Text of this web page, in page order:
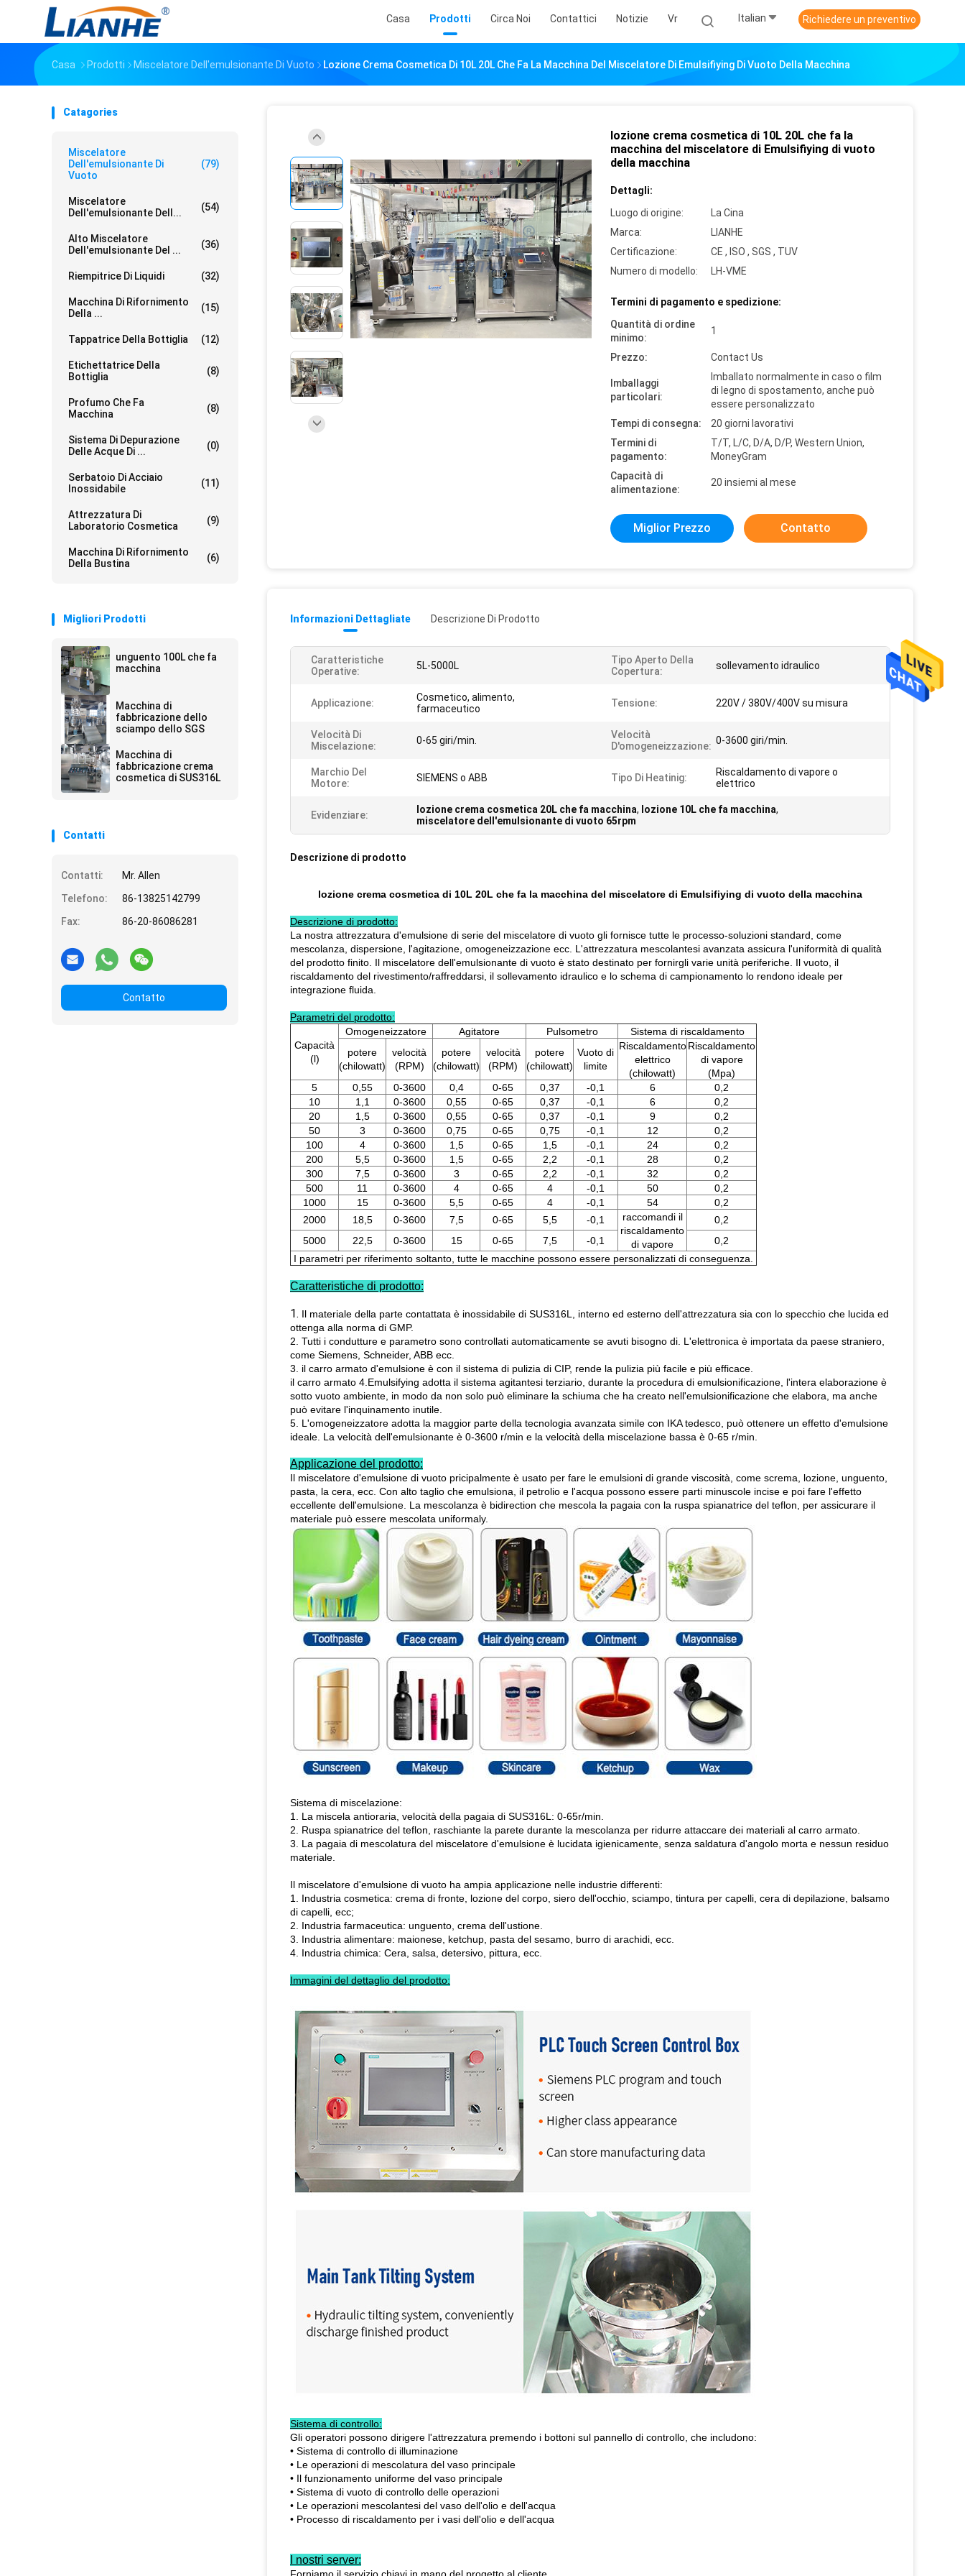
Casa Prodotti Circa Noi Contattici Notizie Vr Italian Richiedere un preventivo
Casa Prodotti Miscelatore Dell'emulsionante Di Vuoto Lozione Crema Cosmetica Di 10L 20L Che Fa La Macchina Del Miscelatore Di Emulsifiying Di Vuoto Della Macchina
Catagories
Miscelatore
Dell'emulsionante Di
Vuoto
(79)
Miscelatore
Dell'emulsionante Dell...
(54)
Alto Miscelatore
Dell'emulsionante Del ...
(36)
Riempitrice Di Liquidi (32)
Macchina Di Rifornimento
Della ...
(15)
Tappatrice Della Bottiglia (12)
Etichettatrice Della
Bottiglia
(8)
Profumo Che Fa
Macchina
(8)
Sistema Di Depurazione
Delle Acque Di ...
(0)
Serbatoio Di Acciaio
Inossidabile
(11)
Attrezzatura Di
Laboratorio Cosmetica
(9)
Macchina Di Rifornimento
Della Bustina
(6)
Migliori Prodotti
unguento 100L che fa
macchina
Macchina di
fabbricazione dello
sciampo dello SGS
Macchina di
fabbricazione crema
cosmetica di SUS316L
Contatti
Contatti:
Mr. Allen
Telefono:
86-13825142799
Fax:
86-20-86086281
Contatto
lozione crema cosmetica di 10L 20L che fa la
macchina del miscelatore di Emulsifiying di vuoto
della macchina
Dettagli:
Luogo di origine:
La Cina
Marca:
LIANHE
Certificazione:
CE , ISO , SGS , TUV
Numero di modello:
LH-VME
Termini di pagamento e spedizione:
Quantità di ordine
minimo:
1
Prezzo: Contact Us
Imballaggi
particolari:
Imballato normalmente in caso o film
di legno di spostamento, anche può
essere personalizzato
Tempi di consegna:
20 giorni lavorativi
Termini di
pagamento:
T/T, L/C, D/A, D/P, Western Union,
MoneyGram
Capacità di
alimentazione:
20 insiemi al mese
Miglior Prezzo Contatto
Informazioni Dettagliate Descrizione Di Prodotto
Caratteristiche
Operative:
5L-5000L
Tipo Aperto Della
Copertura:
sollevamento idraulico
Applicazione:
Cosmetico, alimento,
farmaceutico
Tensione: 220V / 380V/400V su misura
Velocità Di
Miscelazione:
0-65 giri/min.
Velocità
D'omogeneizzazione: 0-3600 giri/min.
Marchio Del
Motore:
SIEMENS o ABB Tipo Di Heatinig:
Riscaldamento di vapore o
elettrico
Evidenziare: lozione crema cosmetica 20L che fa macchina, lozione 10L che fa macchina,
miscelatore dell'emulsionante di vuoto 65rpm
Descrizione di prodotto
lozione crema cosmetica di 10L 20L che fa la macchina del miscelatore di Emulsifiying di vuoto della macchina
Descrizione di prodotto:
La nostra attrezzatura d'emulsione di serie del miscelatore di vuoto gli fornisce tutte le processo-soluzioni standard, come
mescolanza, dispersione, l'agitazione, omogeneizzazione ecc. L'attrezzatura mescolantesi avanzata assicura l'uniformità di qualità
del prodotto finito. Il miscelatore dell'emulsionante di vuoto è stato destinato per fornirgli varie unità periferiche. Il vuoto, il
riscaldamento del rivestimento/raffreddarsi, il sollevamento idraulico e lo schema di campionamento lo rendono ideale per
integrazione fluida.
Parametri del prodotto:
Capacità
(l)
Omogeneizzatore Agitatore Pulsometro
Sistema di riscaldamento
potere
(chilowatt)
velocità
(RPM)
potere
(chilowatt)
velocità
(RPM)
potere
(chilowatt)
Vuoto di
limite
Riscaldamento
elettrico
(chilowatt)
Riscaldamento
di vapore
(Mpa)
5
0,55 0-3600 0,4 0-65 0,37 -0,1 6
0,2
10
1,1 0-3600 0,55 0-65 0,37 -0,1 6
0,2
20
1,5 0-3600 0,55 0-65 0,37 -0,1 9
0,2
50
3 0-3600 0,75 0-65 0,75 -0,1 12
0,2
100
4 0-3600 1,5 0-65 1,5 -0,1 24
0,2
200
5,5 0-3600 1,5 0-65 2,2 -0,1 28
0,2
300
7,5 0-3600 3 0-65 2,2 -0,1 32
0,2
500
11 0-3600 4 0-65 4 -0,1 50
0,2
1000
15 0-3600 5,5 0-65 4 -0,1 54
0,2
2000
18,5 0-3600 7,5 0-65 5,5 -0,1
raccomandi il
riscaldamento
di vapore
0,2
5000
22,5 0-3600 15 0-65 7,5 -0,1
0,2
I parametri per riferimento soltanto, tutte le macchine possono essere personalizzati di conseguenza.
Caratteristiche di prodotto:
1. Il materiale della parte contattata è inossidabile di SUS316L, interno ed esterno dell'attrezzatura sia con lo specchio che lucida ed
ottenga alla norma di GMP.
2. Tutti i condutture e parametro sono controllati automaticamente se avuti bisogno di. L'elettronica è importata da paese straniero,
come Siemens, Schneider, ABB ecc.
3. il carro armato d'emulsione è con il sistema di pulizia di CIP, rende la pulizia più facile e più efficace.
il carro armato 4.Emulsifying adotta il sistema agitantesi terziario, durante la procedura di emulsionificazione, l'intera elaborazione è
sotto vuoto ambiente, in modo da non solo può eliminare la schiuma che ha creato nell'emulsionificazione che elabora, ma anche
può evitare l'inquinamento inutile.
5. L'omogeneizzatore adotta la maggior parte della tecnologia avanzata simile con IKA tedesco, può ottenere un effetto d'emulsione
ideale. La velocità dell'emulsionante è 0-3600 r/min e la velocità della miscelazione bassa è 0-65 r/min.
Applicazione del prodotto:
Il miscelatore d'emulsione di vuoto pricipalmente è usato per fare le emulsioni di grande viscosità, come screma, lozione, unguento,
pasta, la cera, ecc. Con alto taglio che emulsiona, il petrolio e l'acqua possono essere parti minuscole incise e poi fare l'effetto
eccellente dell'emulsione. La mescolanza è bidirection che mescola la pagaia con la ruspa spianatrice del teflon, per assicurare il
materiale può essere mescolata uniformaly.
Sistema di miscelazione:
1. La miscela antioraria, velocità della pagaia di SUS316L: 0-65r/min.
2. Ruspa spianatrice del teflon, raschiante la parete durante la mescolanza per ridurre attaccare dei materiali al carro armato.
3. La pagaia di mescolatura del miscelatore d'emulsione è lucidata igienicamente, senza saldatura d'angolo morta e nessun residuo
materiale.
Il miscelatore d'emulsione di vuoto ha ampia applicazione nelle industrie differenti:
1. Industria cosmetica: crema di fronte, lozione del corpo, siero dell'occhio, sciampo, tintura per capelli, cera di depilazione, balsamo
di capelli, ecc;
2. Industria farmaceutica: unguento, crema dell'ustione.
3. Industria alimentare: maionese, ketchup, pasta del sesamo, burro di arachidi, ecc.
4. Industria chimica: Cera, salsa, detersivo, pittura, ecc.
Immagini del dettaglio del prodotto:
Sistema di controllo:
Gli operatori possono dirigere l'attrezzatura premendo i bottoni sul pannello di controllo, che includono:
• Sistema di controllo di illuminazione
• Le operazioni di mescolatura del vaso principale
• Il funzionamento uniforme del vaso principale
• Sistema di vuoto di controllo delle operazioni
• Le operazioni mescolantesi del vaso dell'olio e dell'acqua
• Processo di riscaldamento per i vasi dell'olio e dell'acqua
I nostri server: